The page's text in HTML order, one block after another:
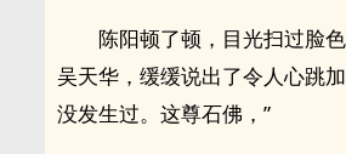
陈阳顿了顿，目光扫过脸
吴天华，缓缓说出了令人心跳
没发生过。这尊石佛，”